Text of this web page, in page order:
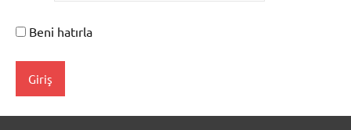
Beni hatırla